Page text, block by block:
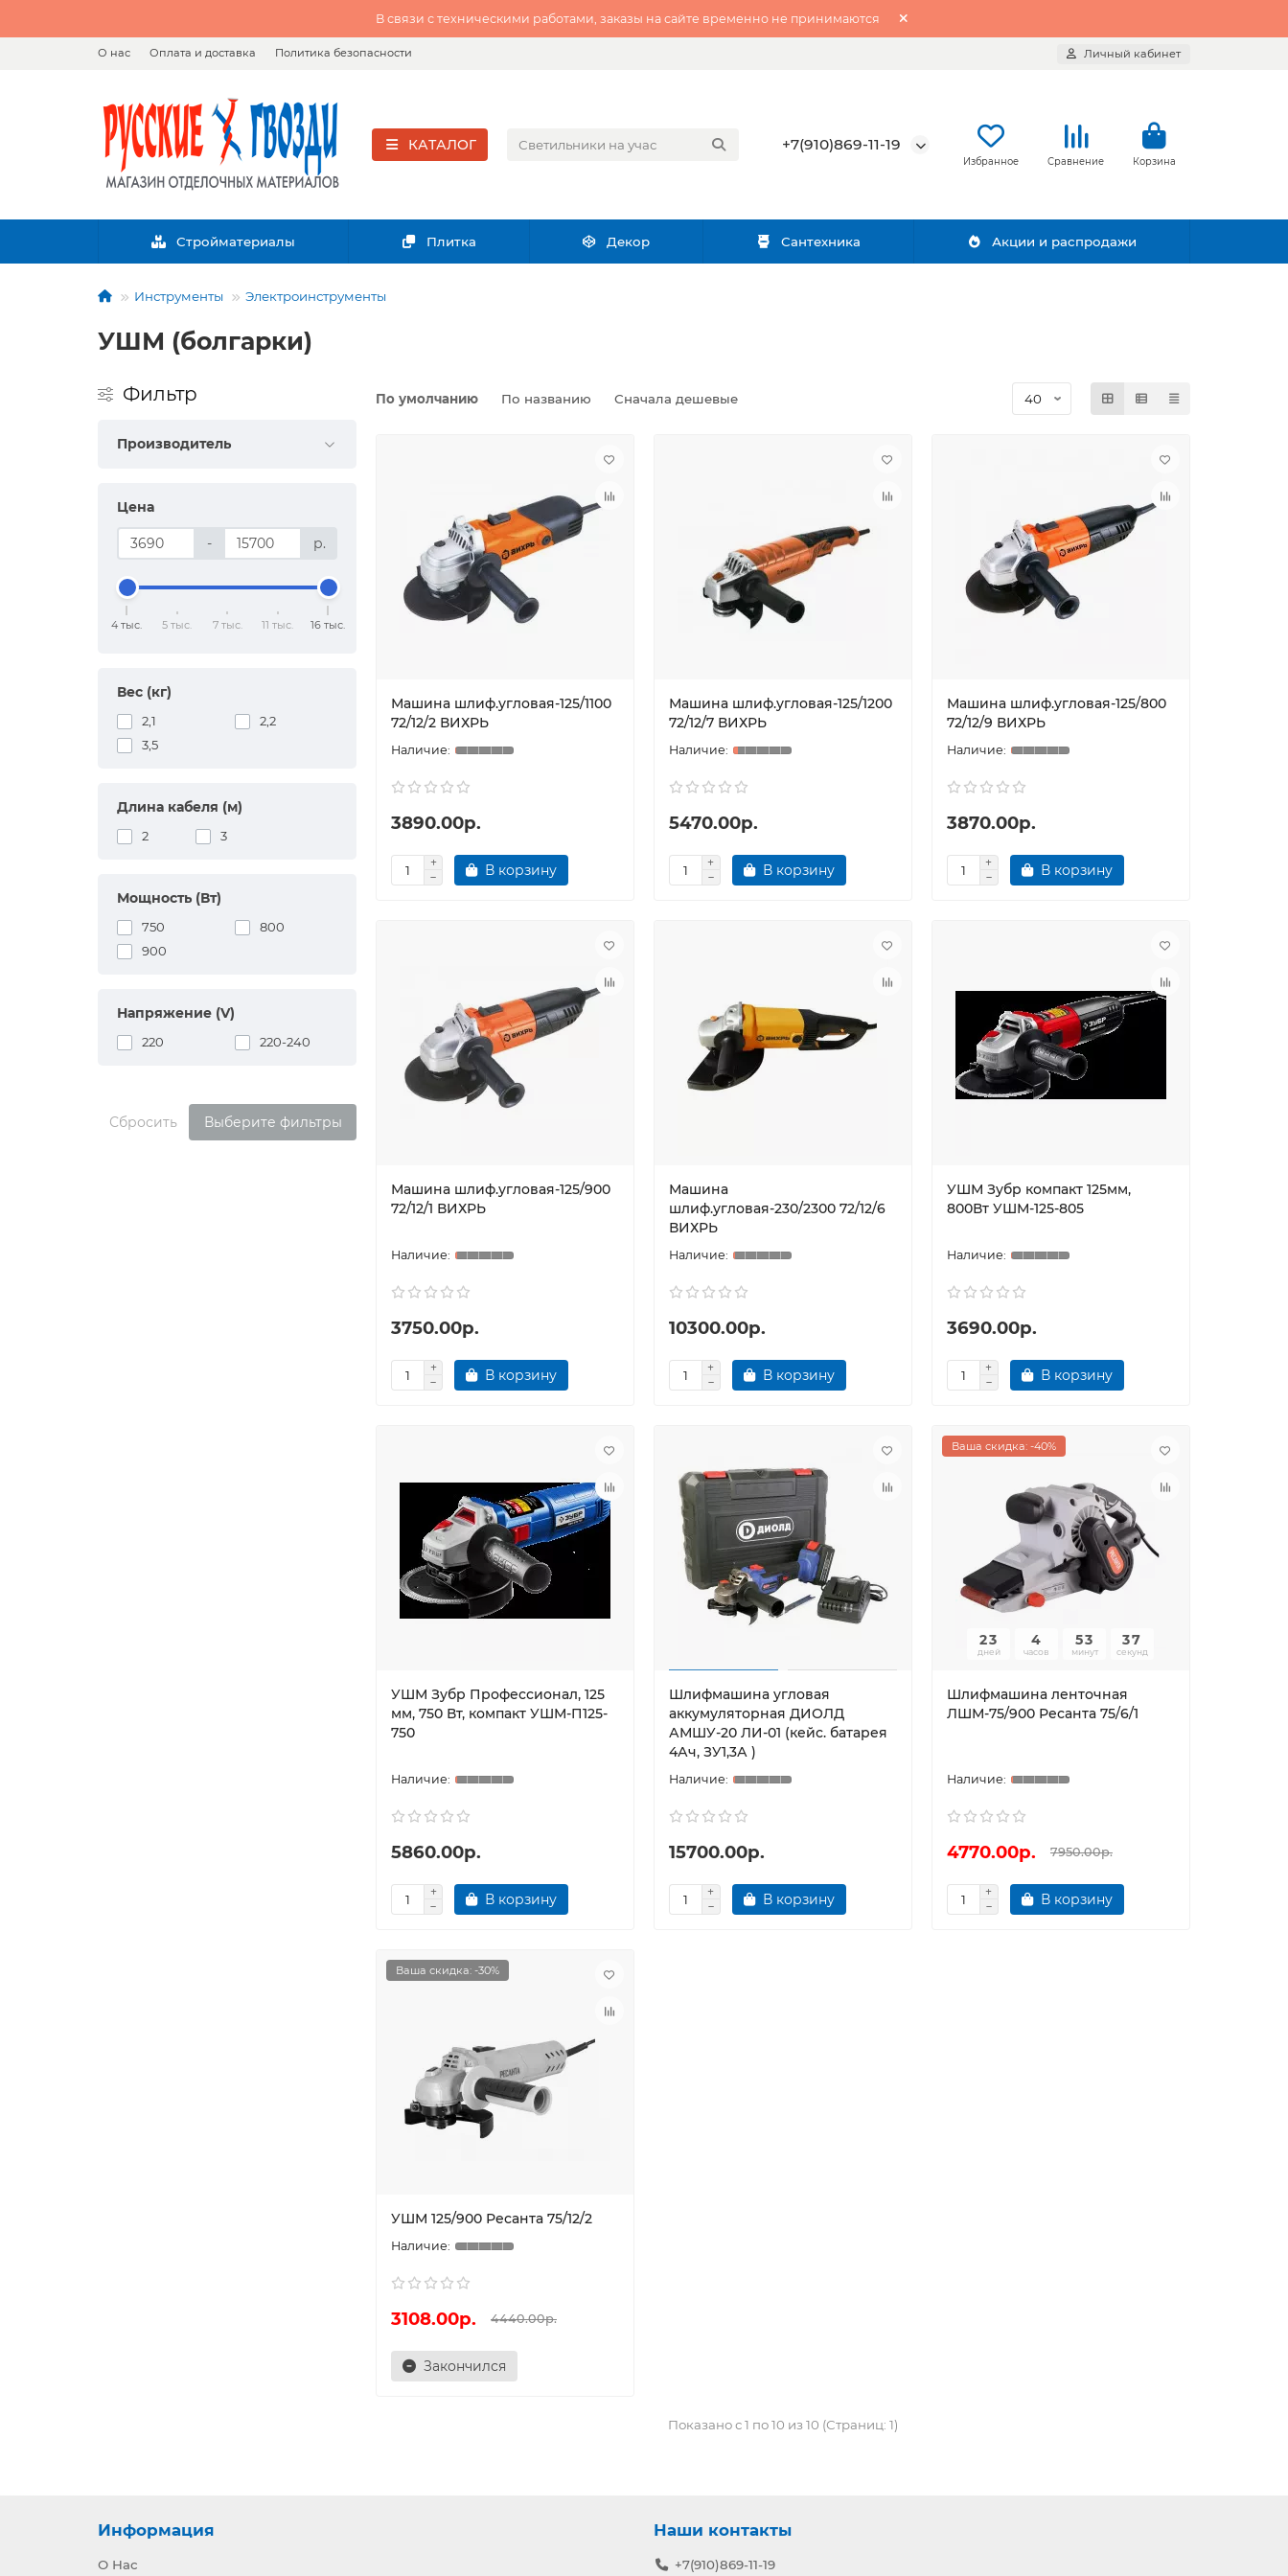
В связи с техническими работами, заказы на сайте временно не принимаются
О нас Оплата и доставка Политика безопасности Личный кабинет
КАТАЛОГ +7(910)869-11-19
Избранное Сравнение Корзина
Стройматериалы Плитка Декор Сантехника Акции и распродажи
Инструменты Электроинструменты
УШМ (болгарки)
Фильтр
Производитель
Цена
- р.
4 тыс. 5 тыс. 7 тыс. 11 тыс. 16 тыс.
Вес (кг)
2,1
2,2
3,5
Длина кабеля (м)
2 3
Мощность (Вт)
750
800
900
Напряжение (V)
220 220-240
Сбросить Выберите фильтры
По умолчанию По названию Сначала дешевые
Машина шлиф.угловая-125/1100
72/12/2 ВИХРЬ
3890.00р.
В корзину
Машина шлиф.угловая-125/1200
72/12/7 ВИХРЬ
5470.00р.
В корзину
Машина шлиф.угловая-125/800
72/12/9 ВИХРЬ
3870.00р.
В корзину
Машина шлиф.угловая-125/900
72/12/1 ВИХРЬ
3750.00р.
В корзину
Машина
шлиф.угловая-230/2300 72/12/6
ВИХРЬ
10300.00р.
В корзину
УШМ Зубр компакт 125мм,
800Вт УШМ-125-805
3690.00р.
В корзину
УШМ Зубр Профессионал, 125
мм, 750 Вт, компакт УШМ-П125-
750
5860.00р.
В корзину
Шлифмашина угловая
аккумуляторная ДИОЛД
АМШУ-20 ЛИ-01 (кейс. батарея
4Ач, ЗУ1,3А )
15700.00р.
В корзину
Ваша скидка: -40%
23
дней
4
часов
53
минут
37
секунд
Шлифмашина ленточная
ЛШМ-75/900 Ресанта 75/6/1
4770.00р. 7950.00р.
В корзину
Ваша скидка: -30%
УШМ 125/900 Ресанта 75/12/2
3108.00р. 4440.00р.
Закончился
Показано с 1 по 10 из 10 (Страниц: 1)
Информация
О Нас
Наши контакты
+7(910)869-11-19